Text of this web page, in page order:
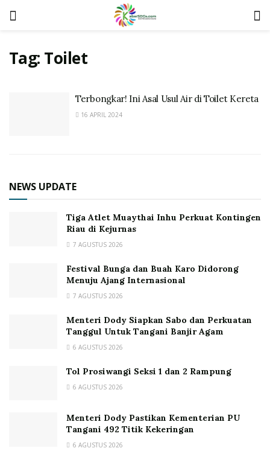
Tag: Toilet
Terbongkar! Ini Asal Usul Air di Toilet Kereta
16 APRIL 2024
NEWS UPDATE
Tiga Atlet Muaythai Inhu Perkuat Kontingen
Riau di Kejurnas
7 AGUSTUS 2026
Festival Bunga dan Buah Karo Didorong
Menuju Ajang Internasional
7 AGUSTUS 2026
Menteri Dody Siapkan Sabo dan Perkuatan
Tanggul Untuk Tangani Banjir Agam
6 AGUSTUS 2026
Tol Prosiwangi Seksi 1 dan 2 Rampung
6 AGUSTUS 2026
Menteri Dody Pastikan Kementerian PU
Tangani 492 Titik Kekeringan
6 AGUSTUS 2026